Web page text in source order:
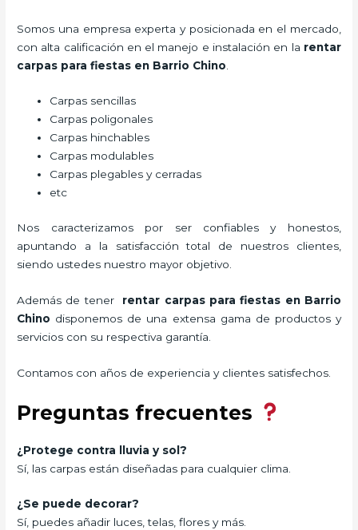
Somos una empresa experta y posicionada en el mercado,
con alta calificación en el manejo e instalación en la rentar
carpas para fiestas en Barrio Chino
Carpas sencillas
Carpas poligonales
Carpas hinchables
Carpas modulables
Carpas plegables y cerradas
etc
Nos caracterizamos por ser confiables y honestos,
apuntando a la satisfacción total de nuestros clientes,
siendo ustedes nuestro mayor objetivo.
Además de tener rentar carpas para fiestas en Barrio
Chino disponemos de una extensa gama de productos y
servicios con su respectiva garantía.
Contamos con años de experiencia y clientes satisfechos.
Preguntas frecuentes
¿Protege contra lluvia y sol?
Sí, las carpas están diseñadas para cualquier clima.
¿Se puede decorar?
Sí, puedes añadir luces, telas, flores y más.